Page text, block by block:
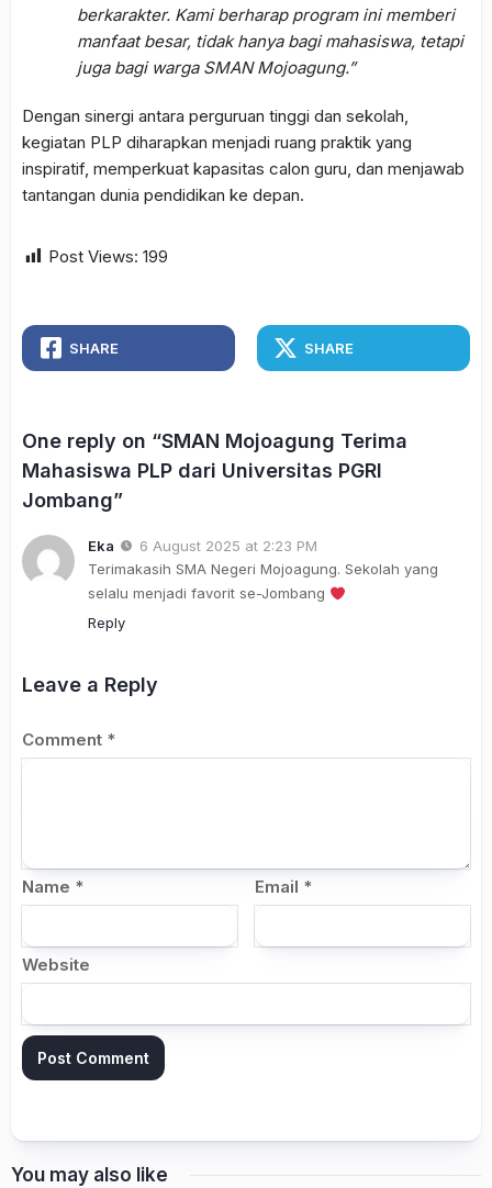
berkarakter. Kami berharap program ini memberi
manfaat besar, tidak hanya bagi mahasiswa, tetapi
juga bagi warga SMAN Mojoagung.”
Dengan sinergi antara perguruan tinggi dan sekolah,
kegiatan PLP diharapkan menjadi ruang praktik yang
inspiratif, memperkuat kapasitas calon guru, dan menjawab
tantangan dunia pendidikan ke depan.
Post Views: 199
SHARE SHARE
One reply on “SMAN Mojoagung Terima
Mahasiswa PLP dari Universitas PGRI
Jombang”
Eka
6 August 2025 at 2:23 PM
Terimakasih SMA Negeri Mojoagung. Sekolah yang
selalu menjadi favorit se-Jombang
Reply
Leave a Reply
Comment *
Name * Email *
Website
You may also like